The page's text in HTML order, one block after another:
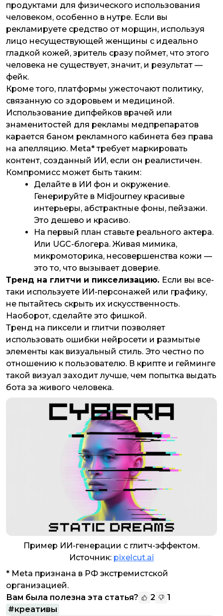
продуктами для физического использования
человеком, особенно в нутре. Если вы
рекламируете средство от морщин, используя
лицо несуществующей женщины с идеально
гладкой кожей, зритель сразу поймет, что этого
человека не существует, значит, и результат —
фейк.
Кроме того, платформы ужесточают политику,
связанную со здоровьем и медициной.
Использование дипфейков врачей или
знаменитостей для рекламы медпрепаратов
карается баном рекламного кабинета без права
на апелляцию. Meta* требует маркировать
контент, созданный ИИ, если он реалистичен.
Компромисс может быть таким:
Делайте в ИИ фон и окружение.
Генерируйте в Midjourney красивые
интерьеры, абстрактные фоны, пейзажи.
Это дешево и красиво.
На первый план ставьте реального актера.
Или UGC-блогера. Живая мимика,
микромоторика, несовершенства кожи —
это то, что вызывает доверие.
Тренд на глитчи и пикселизацию. Если вы все-
таки используете ИИ-персонажей или графику,
не пытайтесь скрыть их искусственность.
Наоборот, сделайте это фишкой.
Тренд на пиксели и глитчи позволяет
использовать ошибки нейросети и размытые
элементы как визуальный стиль. Это честно по
отношению к пользователю. В крипте и гейминге
такой визуал заходит лучше, чем попытка выдать
бота за живого человека.
Пример ИИ-генерации с глитч-эффектом.
Источник: pixelcut.ai
* Meta признана в РФ экстремистской
организацией.
Вам была полезна эта статья?
2
1
#креативы